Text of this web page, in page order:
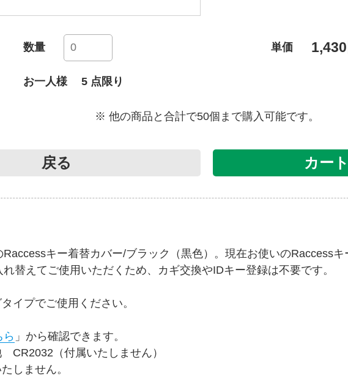
数量 単価 1,430
お一人様 5 点限り
※ 他の商品と合計で50個まで購入可能です。
カー
戻る
Raccessキー着替カバー/ブラック（黒色）。現在お使いのRaccessキ
替えてご使用いただくため、カギ交換やIDキー登録は不要です。
イプでご使用ください。
ら 」から確認できます。
CR2032（付属いたしません）
しません。